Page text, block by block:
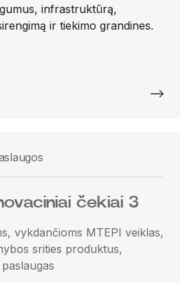
infrastruktūrą,
ir tiekimo grandines.
čekiai 3
vykdančioms MTEPI veiklas,
srities produktus,